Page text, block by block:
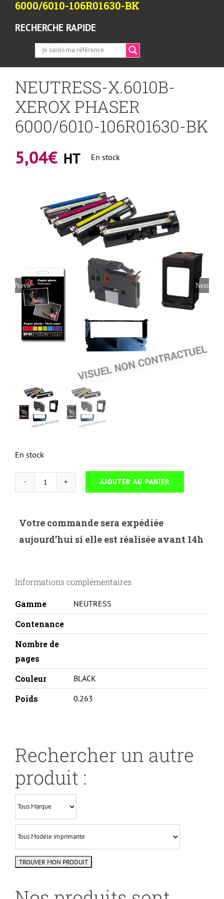
6000/6010-106R01630-BK
RECHERCHE RAPIDE
NEUTRESS-X.6010B-
XEROX PHASER
6000/6010-106R01630-BK
5,04€ HT En stock
Previous Next
En stock
quantité
X.6010B-
XEROX
106R01630-
AJOUTER AU PANIER
Votre commande sera expédiée
aujourd’hui si elle est réalisée avant 14h
Informations complémentaires
Gamme NEUTRESS
Contenance
Nombre de
pages
Couleur
BLACK
Poids 0.263
Rechercher un autre
produit :